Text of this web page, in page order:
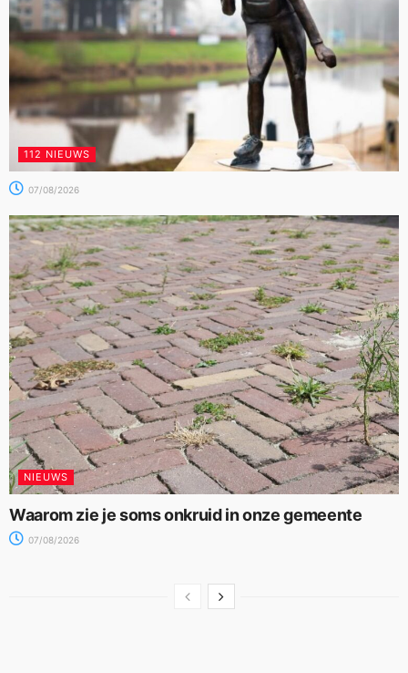
112 NIEUWS
07/08/2026
NIEUWS
Waarom zie je soms onkruid in onze gemeente
07/08/2026